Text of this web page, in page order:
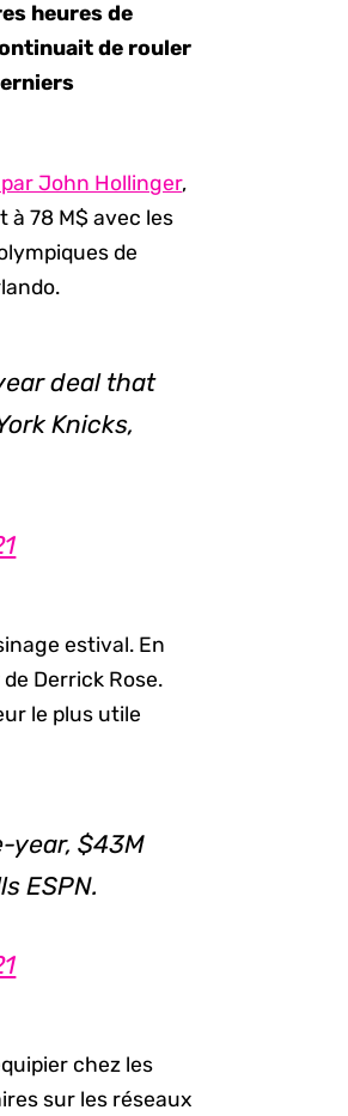
heures de
de rouler
John Hollinger,
78 M$ avec les
de
deal that
Knicks,
estival. En
Derrick Rose.
le plus utile
year, $43M
ESPN.
chez les
sur les réseaux